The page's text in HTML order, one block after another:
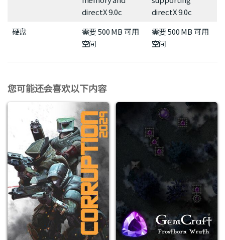
directX 9.0c
directX 9.0c
硬盘
需要 500 MB 可用
空间
需要 500 MB 可用
空间
您可能还会喜欢以下内容